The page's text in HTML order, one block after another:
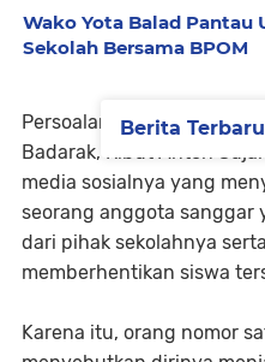
Wako Yota Balad Pantau
Sekolah Bersama BPOM
Persoalan ini muncul
Badarak, Ribut Anton
media sosialnya yang
seorang anggota sanggar
dari pihak sekolahnya
memberhentikan siswa
Karena itu, orang nomor
Berita Terbaru